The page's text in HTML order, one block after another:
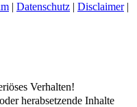
| Datenschutz | Disclaimer|
Verhalten!
herabsetzende Inhalte